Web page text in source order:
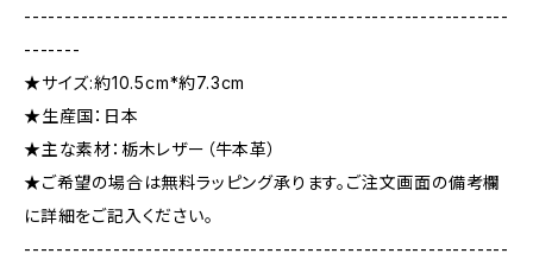
------------------------------------------------------------
-------
★サイズ:約10.5cm*約7.3cm
★生産国：日本
★主な素材：栃木レザー（牛本革）
★ご希望の場合は無料ラッピング承ります。ご注文画面の備考欄
に詳細をご記入ください。
------------------------------------------------------------